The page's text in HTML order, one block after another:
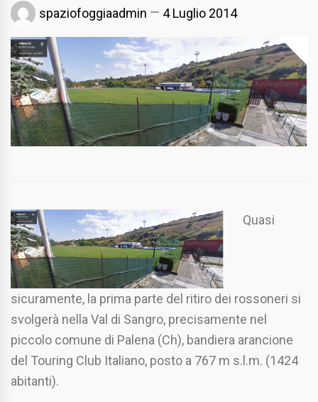
spaziofoggiaadmin 4 Luglio 2014
Quasi
sicuramente, la prima parte del ritiro dei rossoneri si
svolgerà nella Val di Sangro, precisamente nel
piccolo comune di Palena (Ch), bandiera arancione
del Touring Club Italiano, posto a 767 m s.l.m. (1424
abitanti).